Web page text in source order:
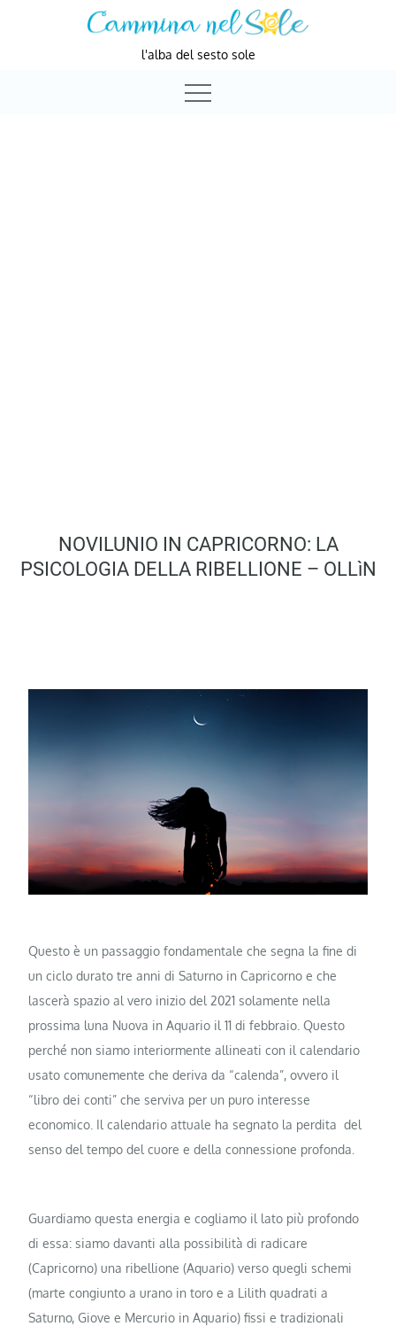
l'alba del sesto sole
NOVILUNIO IN CAPRICORNO: LA
PSICOLOGIA DELLA RIBELLIONE – OLLìN
Questo è un passaggio fondamentale che segna la fine di
un ciclo durato tre anni di Saturno in Capricorno e che
lascerà spazio al vero inizio del 2021 solamente nella
prossima luna Nuova in Aquario il 11 di febbraio. Questo
perché non siamo interiormente allineati con il calendario
usato comunemente che deriva da “calenda”, ovvero il
“libro dei conti” che serviva per un puro interesse
economico. Il calendario attuale ha segnato la perdita del
senso del tempo del cuore e della connessione profonda.
Guardiamo questa energia e cogliamo il lato più profondo
di essa: siamo davanti alla possibilità di radicare
(Capricorno) una ribellione (Aquario) verso quegli schemi
(marte congiunto a urano in toro e a Lilith quadrati a
Saturno, Giove e Mercurio in Aquario) fissi e tradizionali